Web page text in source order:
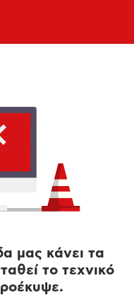
μας κάνει τα
το τεχνικό